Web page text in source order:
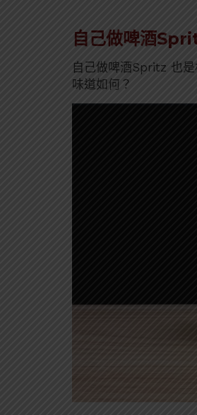
自己做啤酒
自己做啤酒Spritz 也
味道如何？